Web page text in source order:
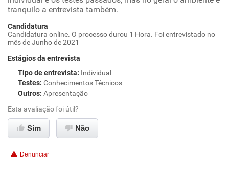
tranquilo a entrevista também.
Candidatura
Candidatura online. O processo durou 1 Hora. Foi entrevistado no
mês de Junho de 2021
Estágios da entrevista
Tipo de entrevista: Individual
Testes: Conhecimentos Técnicos
Outros: Apresentação
Esta avaliação foi útil?
Sim Não
Denunciar